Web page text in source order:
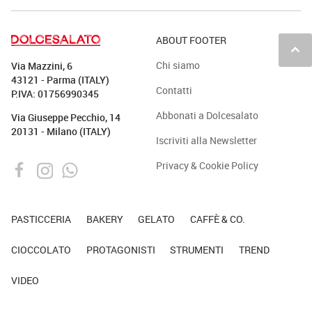
keyboard_arrow_up
Via Mazzini, 6
43121 - Parma (ITALY)
P.IVA: 01756990345
Via Giuseppe Pecchio, 14
20131 - Milano (ITALY)
ABOUT FOOTER
Chi siamo
Contatti
Abbonati a Dolcesalato
Iscriviti alla Newsletter
Privacy & Cookie Policy
PASTICCERIA BAKERY GELATO CAFFÈ & CO.
CIOCCOLATO PROTAGONISTI STRUMENTI TREND
VIDEO